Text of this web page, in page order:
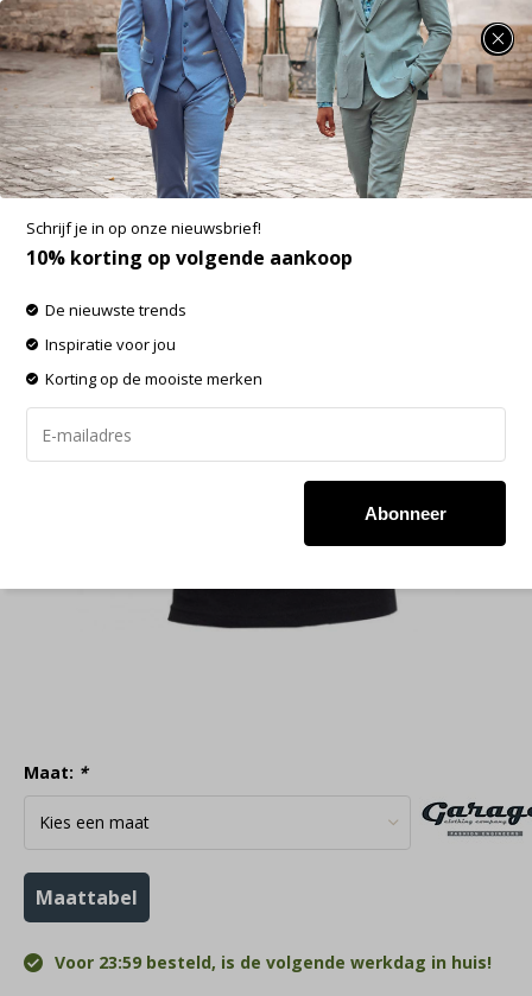
SUMMER SALE: 25% t/m 50% korting op heel veel zomerse items!
Garage t-shirt 1pack semi body fit ronde hals
zwart (0301N)
Aan verlanglijst toevoegen
Maat: *
Maattabel
Voor 23:59 besteld, is de volgende werkdag in huis!
Schrijf je in op onze nieuwsbrief!
10% korting op volgende aankoop
De nieuwste trends
Inspiratie voor jou
Korting op de mooiste merken
Abonneer